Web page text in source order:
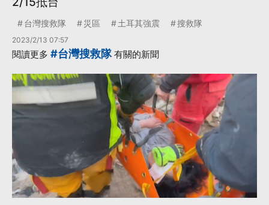
台灣搜救隊 災區 土耳其強震 搜救隊
2023/2/13 07:57
閱讀更多 #台灣搜救隊有關的新聞